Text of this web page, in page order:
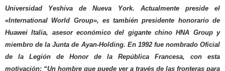
Universidad Yeshiva de Nueva York. Actualmente preside el
«International World Group», es también presidente honorario de
Huawei Italia, asesor económico del gigante chino HNA Group y
miembro de la Junta de Ayan-Holding. En 1992 fue nombrado Oficial
de la Legión de Honor de la República Francesa, con esta
motivación: “Un hombre que puede ver a través de las fronteras para